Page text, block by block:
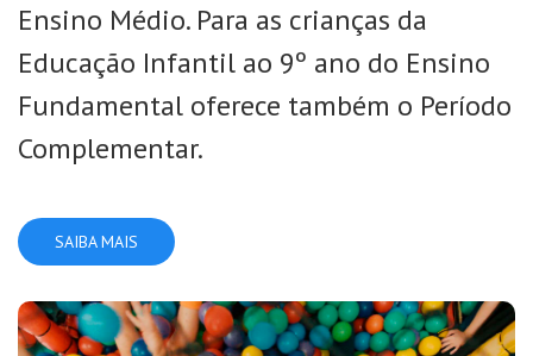
Ensino Médio. Para as crianças da
Educação Infantil ao 9º ano do Ensino
Fundamental oferece também o Período
Complementar.
SAIBA MAIS